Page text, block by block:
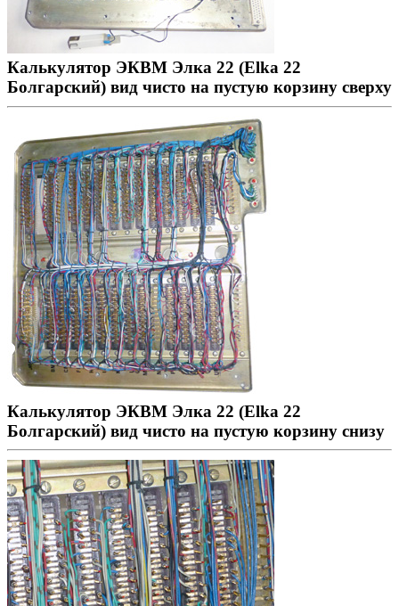
Калькулятор ЭКВМ Элка 22 (Elka 22
Болгарский) вид чисто на пустую корзину сверху
Калькулятор ЭКВМ Элка 22 (Elka 22
Болгарский) вид чисто на пустую корзину снизу